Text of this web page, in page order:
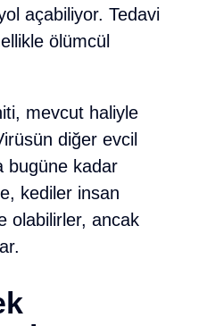
açabiliyor. Tedavi
ölümcül
mevcut haliyle
diğer evcil
bugüne kadar
kediler insan
olabilirler, ancak